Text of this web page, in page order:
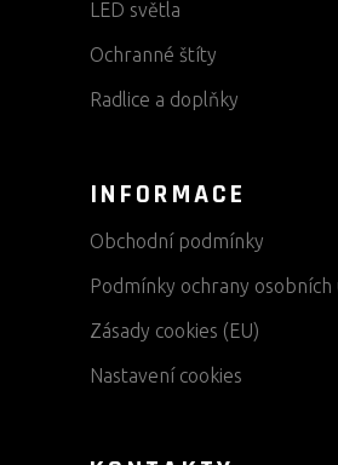
LED světla
Ochranné štíty
Radlice a doplňky
INFORMACE
Obchodní podmínky
Podmínky ochrany osobních
Zásady cookies (EU)
Nastavení cookies